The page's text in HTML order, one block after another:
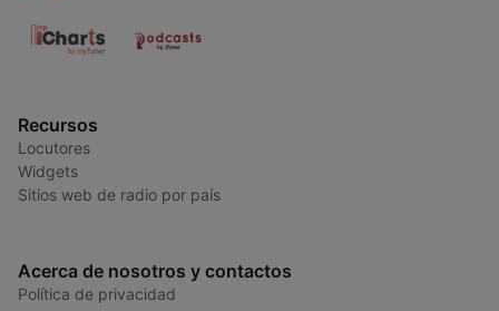
Recursos
Locutores
Widgets
Sitios web de radio por país
Acerca de nosotros y contactos
Política de privacidad